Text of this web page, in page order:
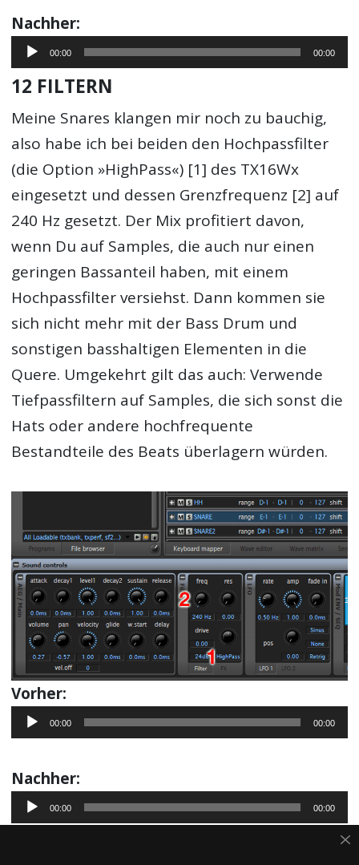
Nachher:
Audio-
Player
00:00 00:00
12 FILTERN
Meine Snares klangen mir noch zu bauchig,
also habe ich bei beiden den Hochpassfilter
(die Option »HighPass«) [1] des TX16Wx
eingesetzt und dessen Grenzfrequenz [2] auf
240 Hz gesetzt. Der Mix profitiert davon,
wenn Du auf Samples, die auch nur einen
geringen Bassanteil haben, mit einem
Hochpassfilter versiehst. Dann kommen sie
sich nicht mehr mit der Bass Drum und
sonstigen basshaltigen Elementen in die
Quere. Umgekehrt gilt das auch: Verwende
Tiefpassfiltern auf Samples, die sich sonst die
Hats oder andere hochfrequente
Bestandteile des Beats überlagern würden.
Vorher:
Audio-
Player
00:00 00:00
Nachher:
Audio-
Player
00:00 00:00